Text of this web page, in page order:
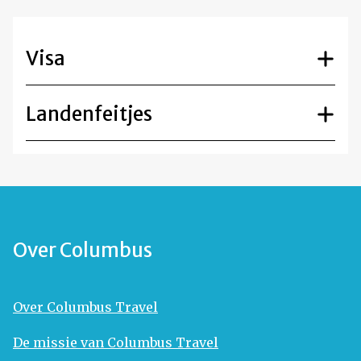
Visa
Landenfeitjes
Over Columbus
Over Columbus Travel
De missie van Columbus Travel